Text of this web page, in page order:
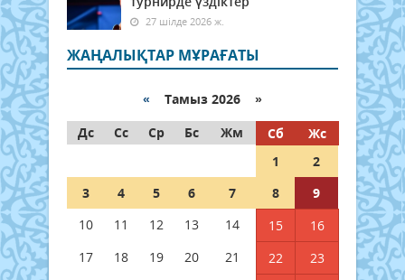
27 шілде 2026 ж.
ЖАҢАЛЫҚТАР МҰРАҒАТЫ
« Тамыз 2026 »
Дс
Сс Ср Бс Жм Сб
Жс
1
2
3
4 5 6 7 8
9
10
11 12 13 14 15
16
17
18 19 20 21 22
23